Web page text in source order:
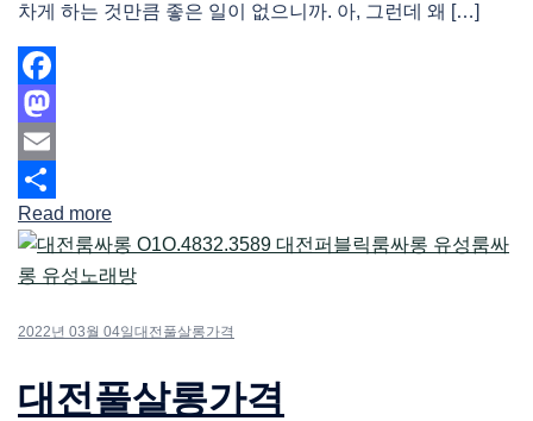
차게 하는 것만큼 좋은 일이 없으니까. 아, 그런데 왜 […]
Facebook
Mastodon
Email
Share
Read more
2022년 03월 04일 대전풀살롱가격
대전풀살롱가격